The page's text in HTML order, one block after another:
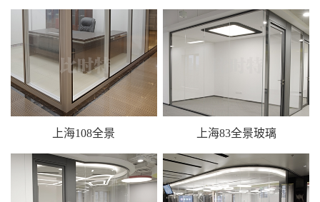
上海108全景 上海83全景玻璃